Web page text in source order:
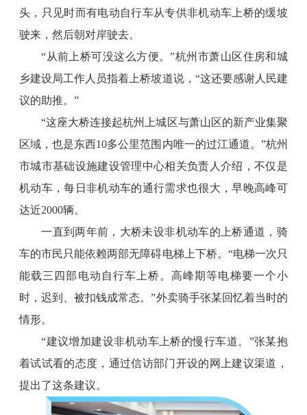
头，只见时而有电动自行车从专供非机动车上桥的缓坡
驶来，然后朝对岸驶去。
“从前上桥可没这么方便。”杭州市萧山区住房和城
乡建设局工作人员指着上桥坡道说，“这还要感谢人民建
议的助推。”
“这座大桥连接起杭州上城区与萧山区的新产业集聚
区域，也是东西10多公里范围内唯一的过江通道。”杭州
市城市基础设施建设管理中心相关负责人介绍，不仅是
机动车，每日非机动车的通行需求也很大，早晚高峰可
达近2000辆。
一直到两年前，大桥未设非机动车的上桥通道，骑
车的市民只能依赖两部无障碍电梯上下桥。“电梯一次只
能载三四部电动自行车上桥。高峰期等电梯要一个小
时，迟到、被扣钱成常态。”外卖骑手张某回忆着当时的
情形。
“建议增加建设非机动车上桥的慢行车道。”张某抱
着试试看的态度，通过信访部门开设的网上建议渠道，
提出了这条建议。